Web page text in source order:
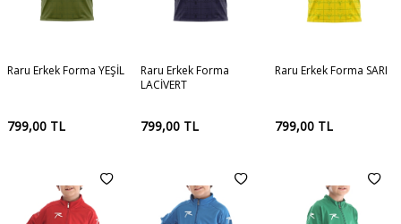
Raru Erkek Forma YEŞİL
799,00 TL
Raru Erkek Forma
LACİVERT
799,00 TL
Raru Erkek Forma SARI
799,00TL